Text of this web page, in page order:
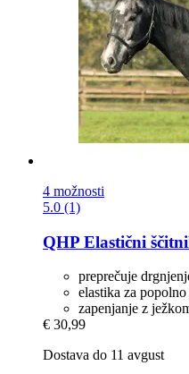
4 možnosti
5.0 (1)
QHP Elastični
preprečuje
elastika za
zapenjanje z
€ 30,99
Dostava do 11 avgust